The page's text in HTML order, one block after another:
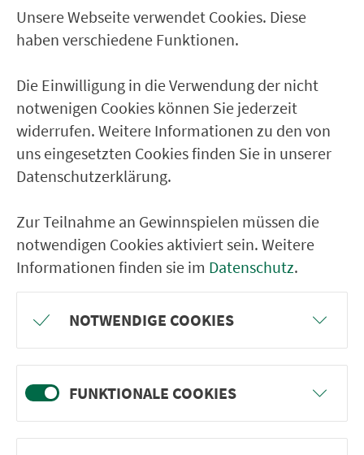
G-Lohe Schwarzachbrücke
Kleinschwarzenlohe Erichmühle
K.-Lohe Frankenstr.
K.-Lohe Schule
RÜCKFAHRT
K.-Lohe Schule
K-Lohe Allerheiligenkirche
Kleinschwarzenlohe Erichmühle
G-Lohe Parkstr.
G-Lohe Sperlingstr.
Sorg (b. Wendelst.)
Wendelstein Holunderweg
Unsere Webseite verwendet Cookies. Diese
haben verschiedene Funktionen.
Die Einwilligung in die Verwendung der nicht
notwenigen Cookies können Sie jederzeit
widerrufen. Weitere Informationen zu den von
uns eingesetzten Cookies finden Sie in unserer
Datenschutzerklärung.
Zur Teilnahme an Gewinnspielen müssen die
notwendigen Cookies aktiviert sein. Weitere
Informationen finden sie im Datenschutz.
NOTWENDIGE COOKIES
FUNKTIONALE COOKIES